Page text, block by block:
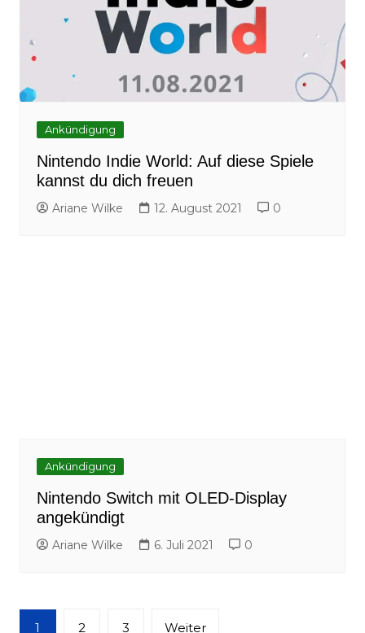
Ankündigung
Nintendo Indie World: Auf diese Spiele
kannst du dich freuen
Ariane Wilke 12. August 2021 0
Ankündigung
Nintendo Switch mit OLED-Display
angekündigt
Ariane Wilke 6. Juli 2021 0
Seitennummerierung
1 2 3 Weiter